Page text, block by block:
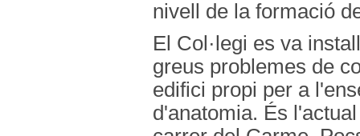
nivell de la formació
El Col·legi es va
greus problemes de
edifici propi per a
d'anatomia. És